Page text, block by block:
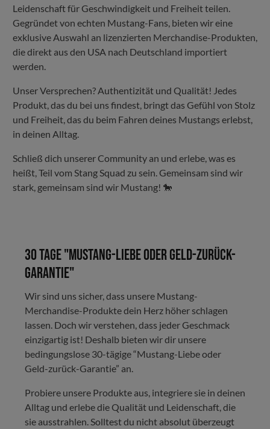
Leidenschaft für Geschwindigkeit und Freiheit teilen.
Gegründet von echten Mustang-Fans, bieten wir eine
exklusive Auswahl an lizenzierten Merchandise-Produkten,
die direkt aus den USA nach Deutschland importiert
werden.
Unser Versprechen? Authentizität und Qualität! Jedes
Produkt, das du bei uns findest, bringt das Gefühl von Stolz
und Freiheit, das du beim Fahren deines Mustangs erlebst,
in deinen Alltag.
Schließ dich unserer Community an und erlebe, was es
heißt, Teil vom Stang Squad zu sein. Gemeinsam sind wir
stark, gemeinsam sind wir Mustang! 🐎
30 Tage "Mustang-Liebe oder Geld-zurück-
Garantie"
Wir sind uns sicher, dass unsere Mustang-
Merchandise-Produkte dein Herz höher schlagen
lassen. Doch wir verstehen, dass jeder Geschmack
einzigartig ist! Deshalb bieten wir dir unsere
bedingungslose 30-tägige “Mustang-Liebe oder
Geld-zurück-Garantie” an.
Probiere unsere Produkte aus, integriere sie in deinen
Alltag und erlebe die Qualität und Leidenschaft, die
sie ausstrahlen. Solltest du nicht absolut überzeugt